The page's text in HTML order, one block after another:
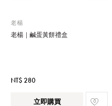
老楊
老楊｜鹹蛋黃餅禮盒
NT$ 280
立即購買